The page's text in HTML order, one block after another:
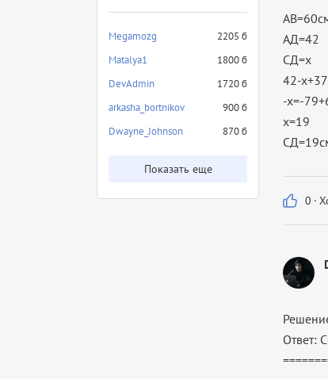
Megamozg
2205 б
Matalya1
1800 б
DevAdmin
1720 б
arkasha_bortnikov
900 б
Dwayne_Johnson
870 б
Показать еще
АД=42
СД=х
42-
-х=-
х=19
0 ·
Ответ: